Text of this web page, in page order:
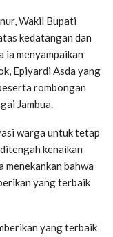
Wakil Bupati
kedatangan dan
ia menyampaikan
Epiyardi Asda yang
rombongan
Jambua.
warga untuk tetap
kenaikan
menekankan bahwa
yang terbaik
yang terbaik